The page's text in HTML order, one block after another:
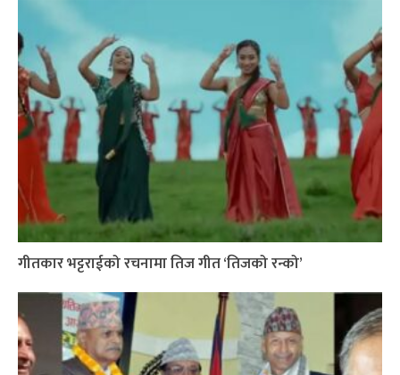
गीतकार भट्टराईको रचनामा तिज गीत ‘तिजको रन्को’